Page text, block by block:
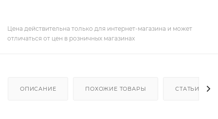
Цена действительна только для интернет-магазина и может
отличаться от цен в розничных магазинах
ОПИСАНИЕ ПОХОЖИЕ ТОВАРЫ СТАТЬИ